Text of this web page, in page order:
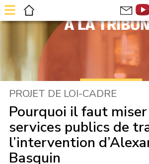
À LA
PROJET DE LOI-CADRE
Pourquoi il faut
services publics de
l’intervention
Basquin